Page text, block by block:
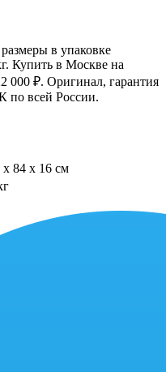
в упаковке
Купить в Москве на
000 ₽. Оригинал, гарантия
по всей России.
x 84 x 16 см